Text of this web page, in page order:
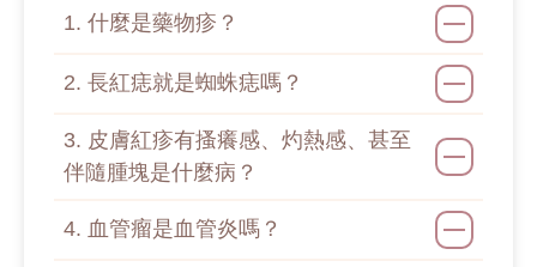
1. 什麼是藥物疹？
2. 長紅痣就是蜘蛛痣嗎？
3. 皮膚紅疹有搔癢感、灼熱感、甚至
伴隨腫塊是什麼病？
4. 血管瘤是血管炎嗎？